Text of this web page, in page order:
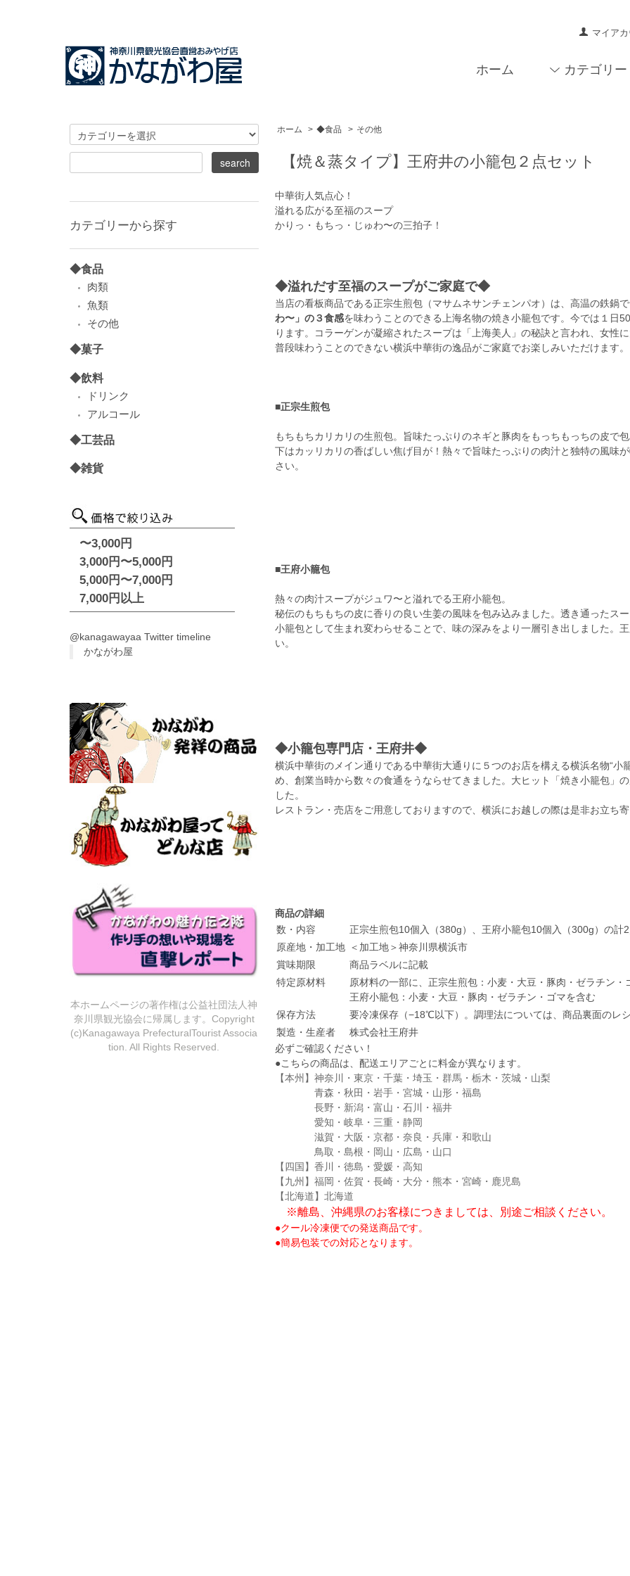
マイアカ
ホーム カテゴリ
ホーム > ◆食品 > その他
【焼＆蒸タイプ】王府井の小籠包２点セット
中華街人気点心！
溢れる広がる至福のスープ
かりっ・もちっ・じゅわ〜の三拍子！
◆溢れだす至福のスープがご家庭で◆
当店の看板商品である正宗生煎包（マサムネサンチェンパオ）は、高温の鉄鍋
わ〜」の３食感を味わうことのできる上海名物の焼き小籠包です。今では１日
ります。コラーゲンが凝縮されたスープは「上海美人」の秘訣と言われ、女性に
普段味わうことのできない横浜中華街の逸品がご家庭でお楽しみいただけます。
■正宗生煎包
もちもちカリカリの生煎包。旨味たっぷりのネギと豚肉をもっちもっちの皮で包
下はカッリカリの香ばしい焦げ目が！熱々で旨味たっぷりの肉汁と独特の風味
さい。
■王府小籠包
熱々の肉汁スープがジュワ〜と溢れでる王府小籠包。
秘伝のもちもちの皮に香りの良い生姜の風味を包み込みました。透き通ったス
小籠包として生まれ変わらせることで、味の深みをより一層引き出しました。
い。
◆小籠包専門店・王府井◆
横浜中華街のメイン通りである中華街大通りに５つのお店を構える横浜名物“
め、創業当時から数々の食通をうならせてきました。大ヒット「焼き小籠包」
した。
レストラン・売店をご用意しておりますので、横浜にお越しの際は是非お立ち
商品の詳細
数・内容
正宗生煎包10個入（380g）、王府小籠包10個入（300g）の計2
原産地・加工地 ＜加工地＞神奈川県横浜市
賞味期限
商品ラベルに記載
特定原材料
原材料の一部に、正宗生煎包：小麦・大豆・豚肉・ゼラチン・
王府小籠包：小麦・大豆・豚肉・ゼラチン・ゴマを含む
保存方法
要冷凍保存（−18℃以下）。調理法については、商品裏面のレ
製造・生産者
株式会社王府井
必ずご確認ください！
●こちらの商品は、配送エリアごとに料金が異なります。
【本州】神奈川・東京・千葉・埼玉・群馬・栃木・茨城・山梨
青森・秋田・岩手・宮城・山形・福島
長野・新潟・富山・石川・福井
愛知・岐阜・三重・静岡
滋賀・大阪・京都・奈良・兵庫・和歌山
鳥取・島根・岡山・広島・山口
【四国】香川・徳島・愛媛・高知
【九州】福岡・佐賀・長崎・大分・熊本・宮崎・鹿児島
【北海道】北海道
※離島、沖縄県のお客様につきましては、別途ご相談ください。
●クール冷凍便での発送商品です。
●簡易包装での対応となります。
カテゴリーから探す
◆食品
肉類
魚類
その他
◆菓子
◆飲料
ドリンク
アルコール
◆工芸品
◆雑貨
〜3,000円
3,000円〜5,000円
5,000円〜7,000円
7,000円以上
@kanagawayaa Twitter timeline
かながわ屋
本ホームページの著作権は公益社団法人神
奈川県観光協会に帰属します。Copyright
(c)Kanagawaya PrefecturalTourist Associa
tion. All Rights Reserved.